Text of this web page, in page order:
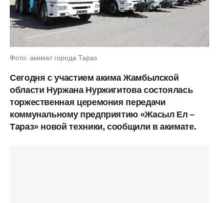
Фото: акимат города Тараз
Сегодня с участием акима Жамбылской
области Нуржана Нуржигитова состоялась
торжественная церемония передачи
коммунальному предприятию «Жасыл Ел –
Тараз» новой техники, сообщили в акимате.